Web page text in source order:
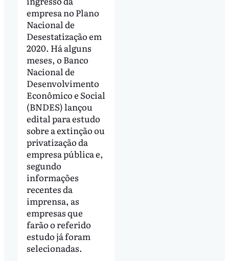
empresa no Plano
Nacional de
Desestatização em
2020. Há alguns
meses, o Banco
Nacional de
Desenvolvimento
Econômico e Social
(BNDES) lançou
edital para estudo
sobre a extinção ou
privatização da
empresa pública e,
segundo
informações
recentes da
imprensa, as
empresas que
farão o referido
estudo já foram
selecionadas.